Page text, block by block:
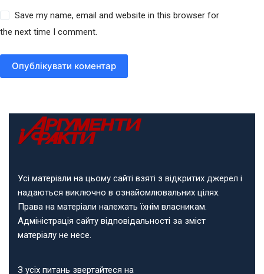
Save my name, email and website in this browser for
the next time I comment.
Опублікувати коментар
Усі матеріали на цьому сайті взяті з відкритих джерел і
надаються виключно в ознайомлювальних цілях.
Права на матеріали належать їхнім власникам.
Адміністрація сайту відповідальності за зміст
матеріалу не несе.
З усіх питань звертайтеся на